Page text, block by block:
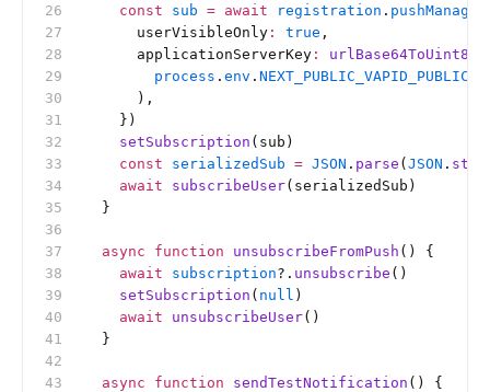
    const
sub = await registration . pushManager
      userVisibleOnly
: true ,
      applicationServerKey
:
        process
. env .
      ),
    })
    setSubscription
(sub)
    const
serializedSub = JSON . parse ( JSON .
    await
subscribeUser(serializedSub)
  }
  async
function unsubscribeFromPush () {
    await
subscription?. unsubscribe ()
    setSubscription
( null )
    await
unsubscribeUser()
  }
  async
function sendTestNotification () {